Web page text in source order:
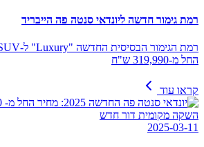
רמת גימור חדשה ליונדאי סנטה פה הייבריד
החל מ-319,990 ש"ח
קראו עוד
השקה מקומית דור חדש
2025-03-11